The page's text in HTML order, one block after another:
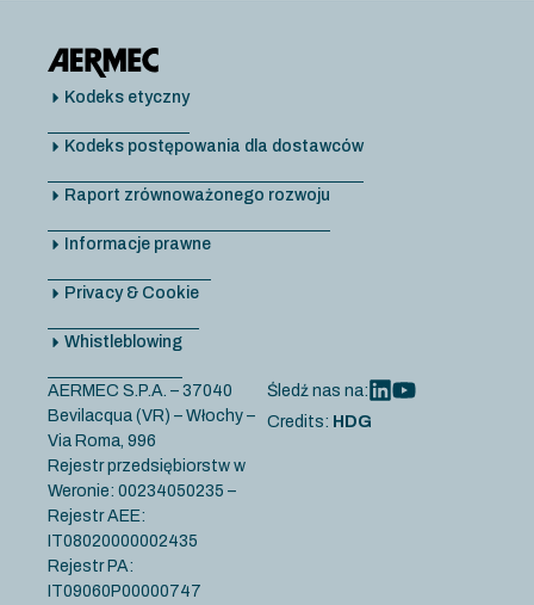
Kodeks etyczny
Kodeks postępowania dla dostawców
Raport zrównoważonego rozwoju
Informacje prawne
Privacy & Cookie
Whistleblowing
AERMEC S.P.A. – 37040
Bevilacqua (VR) – Włochy –
Via Roma, 996
Rejestr przedsiębiorstw w
Weronie: 00234050235 –
Rejestr AEE:
IT08020000002435
Rejestr PA:
IT09060P00000747
Śledź nas na:
Credits: HDG